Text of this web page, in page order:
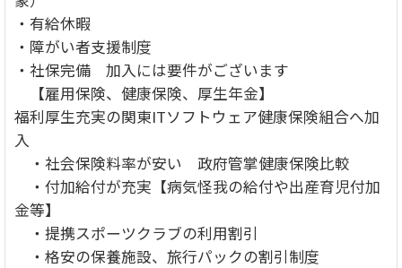
・有給休暇
・障がい者支援制度
・社保完備 加入には要件がございます
【雇用保険、健康保険、厚生年金】
福利厚生充実の関東ITソフトウェア健康保険組合へ加
入
・社会保険料率が安い 政府管掌健康保険比較
・付加給付が充実【病気怪我の給付や出産育児付加
金等】
・提携スポーツクラブの利用割引
・格安の保養施設、旅行パックの割引制度